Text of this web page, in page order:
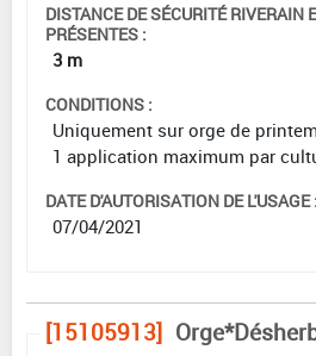
DISTANCE DE SÉCURITÉ RIVERAIN
PRÉSENTES :
3 m
CONDITIONS :
Uniquement sur orge de
1 application maximum par
DATE D'AUTORISATION DE L'USAGE :
07/04/2021
[15105913]